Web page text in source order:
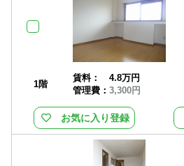
1階
賃料：
4.8万円
管理費： 3,300円
お気に入り登録